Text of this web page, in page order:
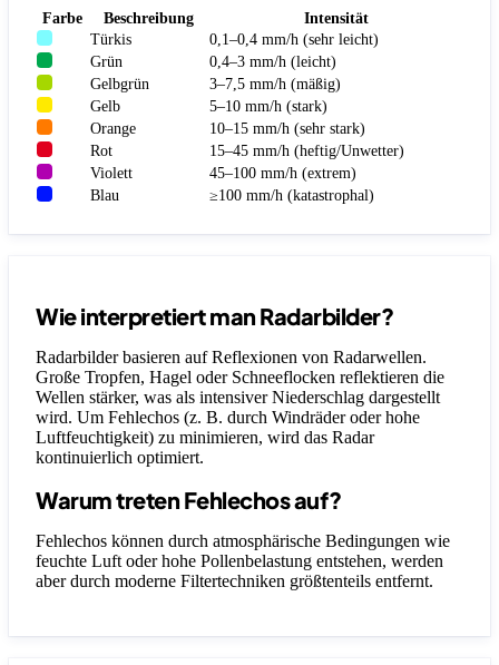
Farbe Beschreibung
Intensität
Türkis
0,1–0,4 mm/h (sehr leicht)
Grün
0,4–3 mm/h (leicht)
Gelbgrün
3–7,5 mm/h (mäßig)
Gelb
5–10 mm/h (stark)
Orange
10–15 mm/h (sehr stark)
Rot
15–45 mm/h (heftig/Unwetter)
Violett
45–100 mm/h (extrem)
Blau
≥100 mm/h (katastrophal)
Wie interpretiert man Radarbilder?
Radarbilder basieren auf Reflexionen von Radarwellen.
Große Tropfen, Hagel oder Schneeflocken reflektieren die
Wellen stärker, was als intensiver Niederschlag dargestellt
wird. Um Fehlechos (z. B. durch Windräder oder hohe
Luftfeuchtigkeit) zu minimieren, wird das Radar
kontinuierlich optimiert.
Warum treten Fehlechos auf?
Fehlechos können durch atmosphärische Bedingungen wie
feuchte Luft oder hohe Pollenbelastung entstehen, werden
aber durch moderne Filtertechniken größtenteils entfernt.